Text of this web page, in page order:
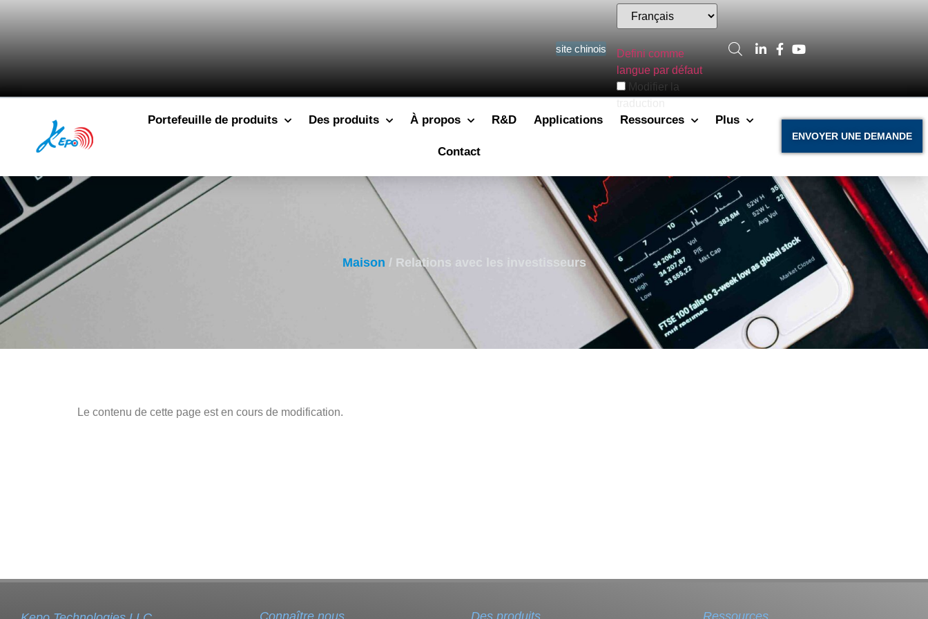
site chinois
Defini comme
langue par défaut
Modifier la
Portefeuille de produits Des produits À propos R&D Applications Ressources Plus
Contact
ENVOYER UNE DEMANDE
Maison / Relations avec les investisseurs
Le contenu de cette page est en cours de modification.